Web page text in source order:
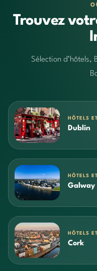
Trouvez
Sélection d’hôtels,
HÔTELS
Dublin
HÔTELS
Galway
HÔTELS
Cork